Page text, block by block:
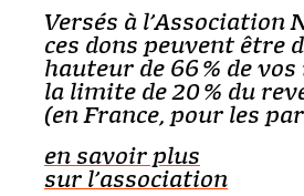
Versés à l’Association
ces dons peuvent être
hauteur de 66 % de
la limite de 20 % du
(en France, pour les
en savoir plus
sur l’association